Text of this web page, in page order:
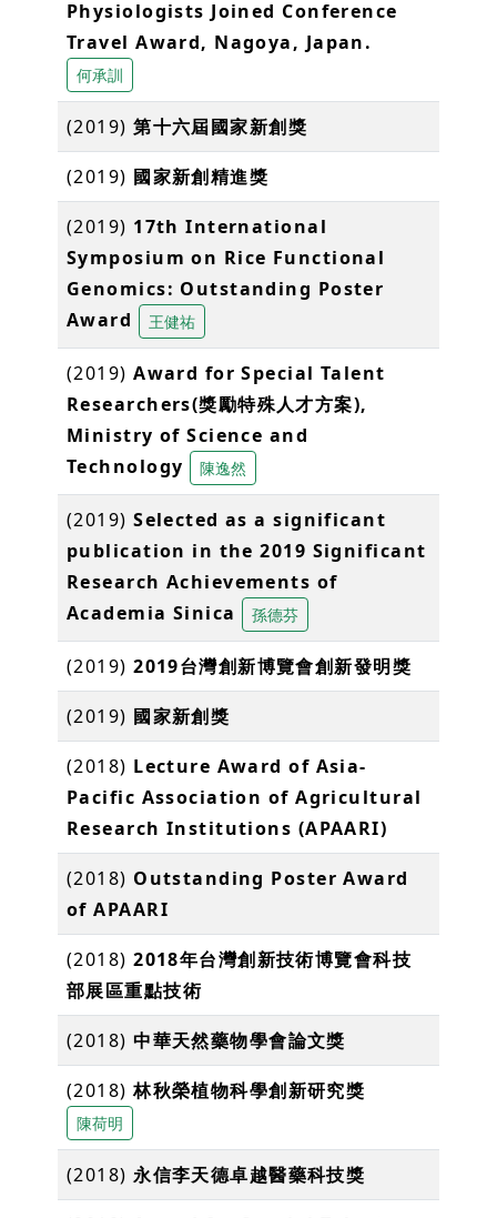
Physiologists Joined Conference
Travel Award, Nagoya, Japan.
何承訓
(2019)第十六屆國家新創獎
(2019) 國家新創精進獎
(2019) 17th International
Symposium on Rice Functional
Genomics: Outstanding Poster
Award
王健祐
(2019)Award for Special Talent
Researchers(獎勵特殊人才方案),
Ministry of Science and
Technology
陳逸然
(2019)Selected as a significant
publication in the 2019 Significant
Research Achievements of
Academia Sinica
孫德芬
(2019)2019台灣創新博覽會創新發明獎
(2019) 國家新創獎
(2018) Lecture Award of Asia-
Pacific Association of Agricultural
Research Institutions (APAARI)
(2018) Outstanding Poster Award
of APAARI
(2018)2018年台灣創新技術博覽會科技
部展區重點技術
(2018)中華天然藥物學會論文獎
(2018)林秋榮植物科學創新研究獎
陳荷明
(2018)永信李天德卓越醫藥科技獎